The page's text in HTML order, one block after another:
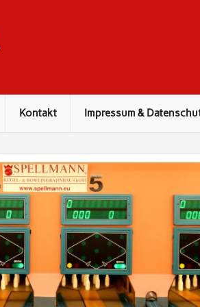
Kontakt Impressum &